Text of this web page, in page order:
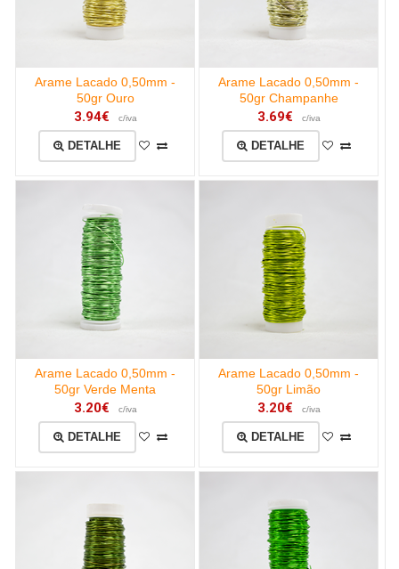
Arame Lacado 0,50mm -
50gr Ouro
3.94€ c/iva
DETALHE
Arame Lacado 0,50mm -
50gr Champanhe
3.69€ c/iva
DETALHE
Arame Lacado 0,50mm -
50gr Verde Menta
3.20€ c/iva
DETALHE
Arame Lacado 0,50mm -
50gr Limão
3.20€ c/iva
DETALHE